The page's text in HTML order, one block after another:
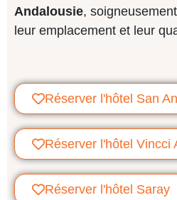
Andalousie,
leur emplacement et leur
Réserver l'hôtel San
Réserver l'hôtel Vincci
Réserver l'hôtel Saray